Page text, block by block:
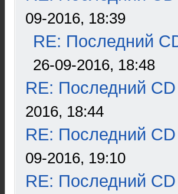
09-2016, 18:39
RE: Последний
26-09-2016, 18:48
RE: Последний
2016, 18:44
RE: Последний
09-2016, 19:10
RE: Последний